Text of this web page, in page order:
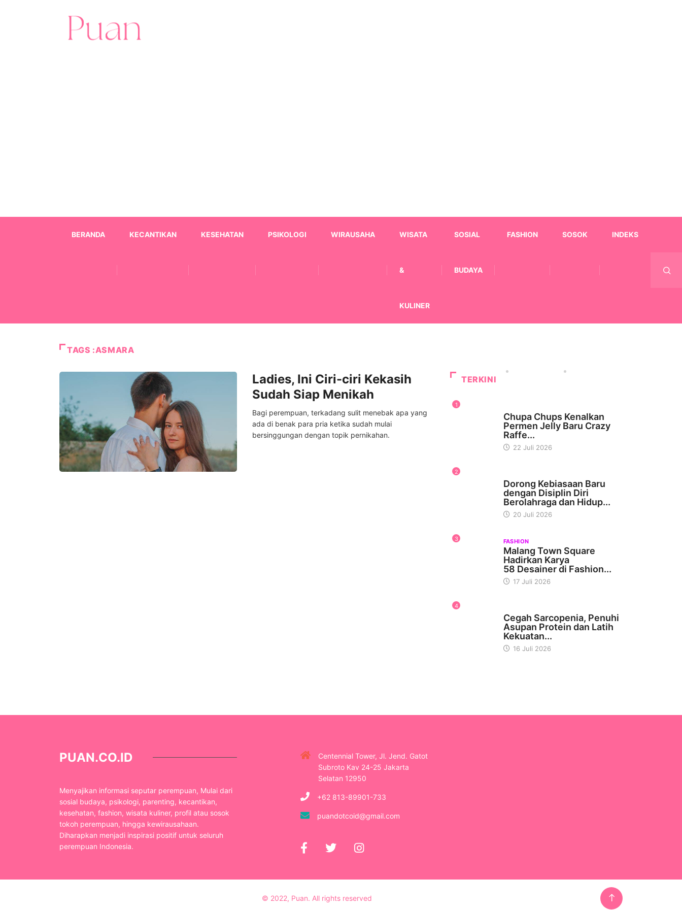
BERANDA KECANTIKAN KESEHATAN PSIKOLOGI WIRAUSAHA WISATA
&
KULINER
SOSIAL
BUDAYA
FASHION SOSOK INDEKS
TAGS :ASMARA
Ladies, Ini Ciri-ciri Kekasih
Sudah Siap Menikah
Bagi perempuan, terkadang sulit menebak apa yang
ada di benak para pria ketika sudah mulai
bersinggungan dengan topik pernikahan.
TERKINI
1
Chupa Chups Kenalkan
Permen Jelly Baru Crazy
Raffe...
22 Juli 2026
2
Dorong Kebiasaan Baru
dengan Disiplin Diri
Berolahraga dan Hidup...
20 Juli 2026
3 FASHION
Malang Town Square
Hadirkan Karya
58 Desainer di Fashion...
17 Juli 2026
4
Cegah Sarcopenia, Penuhi
Asupan Protein dan Latih
Kekuatan...
16 Juli 2026
PUAN.CO.ID
Menyajikan informasi seputar perempuan, Mulai dari
sosial budaya, psikologi, parenting, kecantikan,
kesehatan, fashion, wisata kuliner, profil atau sosok
tokoh perempuan, hingga kewirausahaan.
Diharapkan menjadi inspirasi positif untuk seluruh
perempuan Indonesia.
Centennial Tower, Jl. Jend. Gatot
Subroto Kav 24-25 Jakarta
Selatan 12950
+62 813-89901-733
puandotcoid@gmail.com
© 2022, Puan. All rights reserved